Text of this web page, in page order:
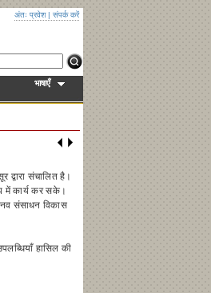
अंतः प्रवेश| संपर्क करें
भाषाएँ
द्वारा संचालित है।
में कार्य कर सके।
संसाधन विकास
हासिल की